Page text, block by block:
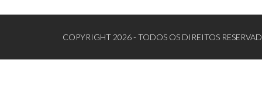
COPYRIGHT 2026 - TODOS OS DIREITOS